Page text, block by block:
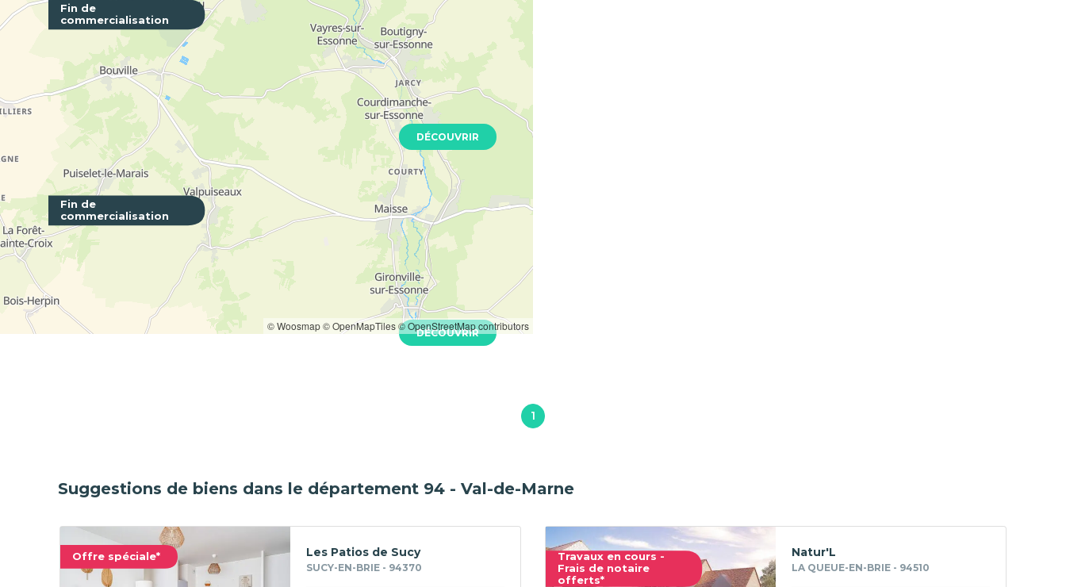
Fin de
commercialisation
DÉCOUVRIR
42e Avenue
PARIS - 75014
Neuf
Fin de
commercialisation
DÉCOUVRIR
CHÂTILLON - 92320
© Woosmap© OpenMapTiles© OpenStreetMap contributors
1
Suggestions de biens dans le département 94 - Val-de-Marne
Offre spéciale* Les Patios de Sucy
SUCY-EN-BRIE - 94370
Travaux en cours -
Frais de notaire
offerts*
Natur'L
LA QUEUE-EN-BRIE - 94510